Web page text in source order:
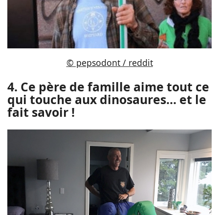
© pepsodont / reddit
4. Ce père de famille aime tout ce
qui touche aux dinosaures... et le
fait savoir !